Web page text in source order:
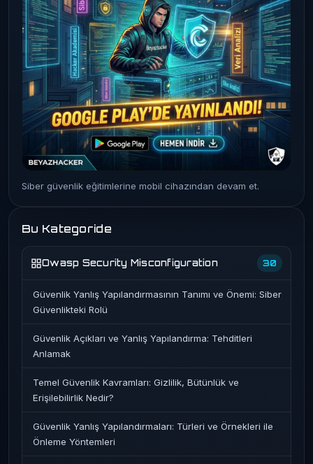
Siber güvenlik eğitimlerine mobil cihazından devam et.
Bu Kategoride
Owasp Security Misconfiguration 30
Güvenlik Yanlış Yapılandırmasının Tanımı ve Önemi: Siber
Güvenlikteki Rolü
Güvenlik Açıkları ve Yanlış Yapılandırma: Tehditleri
Anlamak
Temel Güvenlik Kavramları: Gizlilik, Bütünlük ve
Erişilebilirlik Nedir?
Güvenlik Yanlış Yapılandırmaları: Türleri ve Örnekleri ile
Önleme Yöntemleri